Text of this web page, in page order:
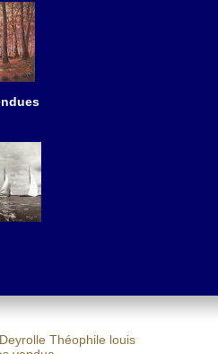
Deyrolle Théophile louis